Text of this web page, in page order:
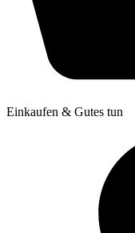
Einkaufen & Gutes tun